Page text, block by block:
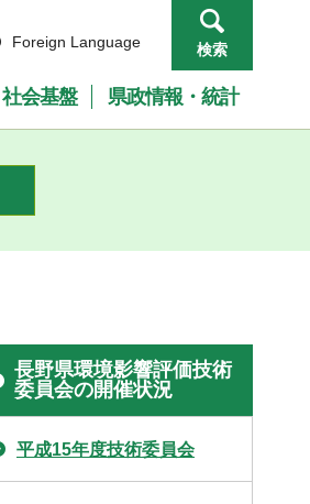
Foreign Language 検索
社会基盤 県政情報・統計
長野県環境影響評価技術
委員会の開催状況
平成15年度技術委員会